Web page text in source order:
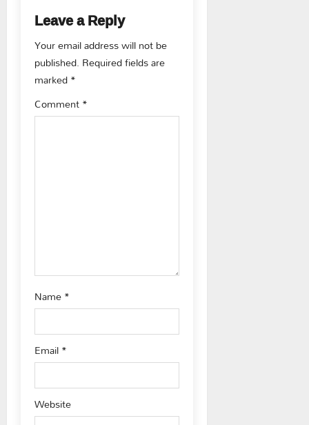
v
i
g
a
Leave a Reply
Your email address will not be
published. Required fields are
marked*
Comment*
Name*
Email*
Website